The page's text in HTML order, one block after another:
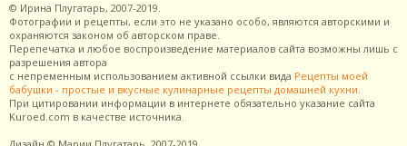
© Ирина Плугатарь, 2007-2019.
Фотографии и рецепты, если это не указано особо, являются авторскими и
охраняются законом об авторском праве.
Перепечатка и любое воспроизведение материалов сайта возможны лишь с
разрешения автора
с непременным использованием активной ссылки вида Рецепты моей
бабушки - простые и вкусные кулинарные рецепты домашней кухни.
При цитировании информации в интернете обязательно указание сайта
Kuroed.com в качестве источника.